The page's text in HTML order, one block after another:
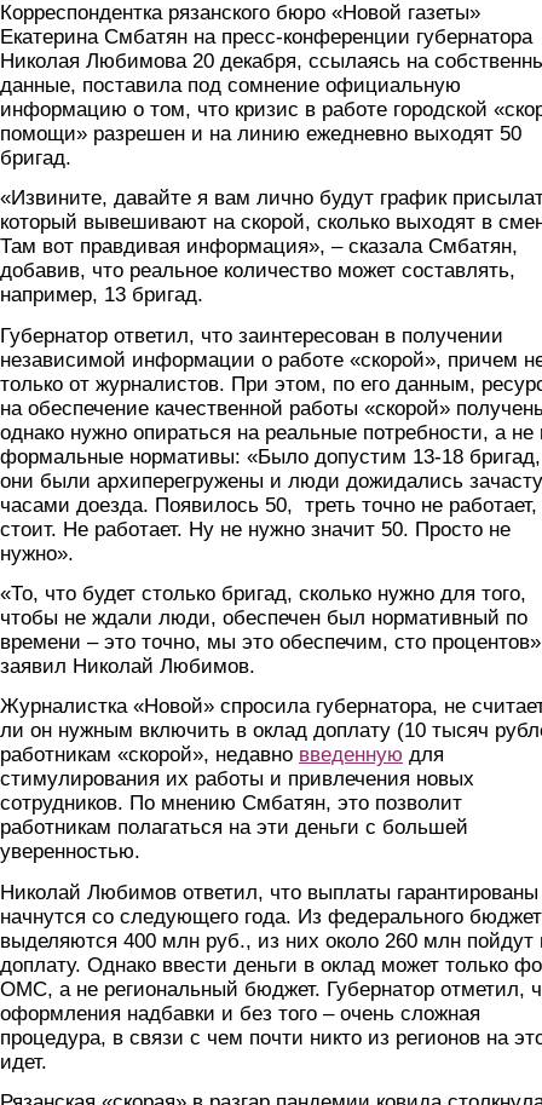
Корреспондентка рязанского бюро «Новой газеты»
Екатерина Смбатян на пресс-конференции губернатора
Николая Любимова 20 декабря, ссылаясь на
данные, поставила под сомнение официальную
информацию о том, что кризис в работе городской
помощи» разрешен и на линию ежедневно выходят 50
бригад.
«Извините, давайте я вам лично будут график
который вывешивают на скорой, сколько выходят в
Там вот правдивая информация», – сказала Смбатян,
добавив, что реальное количество может составлять,
например, 13 бригад.
Губернатор ответил, что заинтересован в получении
независимой информации о работе «скорой», причем
только от журналистов. При этом, по его данным,
на обеспечение качественной работы «скорой»
однако нужно опираться на реальные потребности, а не
формальные нормативы: «Было допустим 13-18
они были архиперегружены и люди дожидались
часами доезда. Появилось 50, треть точно не работает,
стоит. Не работает. Ну не нужно значит 50. Просто не
нужно».
«То, что будет столько бригад, сколько нужно для того,
чтобы не ждали люди, обеспечен был нормативный по
времени – это точно, мы это обеспечим, сто
заявил Николай Любимов.
Журналистка «Новой» спросила губернатора, не
ли он нужным включить в оклад доплату (10 тысяч
работникам «скорой», недавно введенную для
стимулирования их работы и привлечения новых
сотрудников. По мнению Смбатян, это позволит
работникам полагаться на эти деньги с большей
уверенностью.
Николай Любимов ответил, что выплаты
начнутся со следующего года. Из федерального
выделяются 400 млн руб., из них около 260 млн пойдут
доплату. Однако ввести деньги в оклад может только
ОМС, а не региональный бюджет. Губернатор отметил,
оформления надбавки и без того – очень сложная
процедура, в связи с чем почти никто из регионов на
идет.